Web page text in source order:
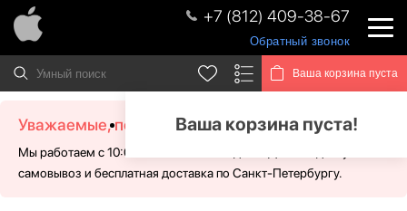
+7 (812) 409-38-67
Обратный звонок
Ваша корзина пуста
Ваша корзина пуста!
Уважаемые, посетители!
Мы работаем с 10:00 - 21:00 без выходных. Для Вас доступен
самовывоз и бесплатная доставка по Санкт-Петербургу.